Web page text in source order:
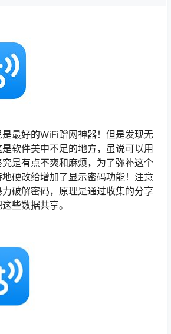
最好的WiFi蹭网神器！但是发现无
软件美中不足的地方，虽说可以用
是有点不爽和麻烦，为了弥补这个
硬改给增加了显示密码功能！注意
破解密码，原理是通过收集的分享
些数据共享。